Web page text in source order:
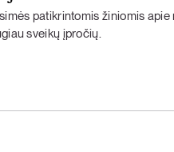
patikrintomis žiniomis
sveikų įpročių.